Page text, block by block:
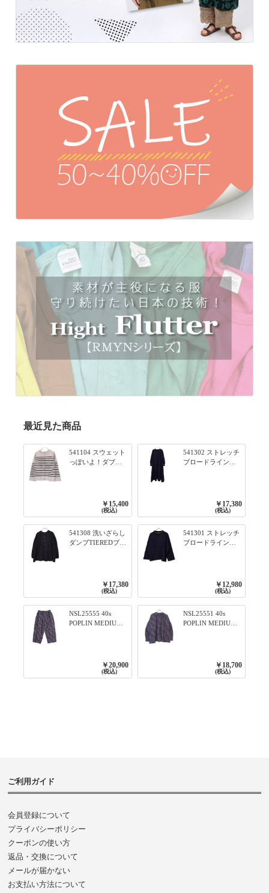
最近見た商品
541104 スウェット
っぽいよ！ダブル
プルオーバー 101オ
フベージュ×ネイビ
￥15,400
(税込)
541302 ストレッチ
ブロードライン入
ワンピース 79ネイ
￥17,380
(税込)
541308 洗いざらし
ダンプTIEREDブシ
￥17,380
(税込)
541301 ストレッチ
ブロードライン入
リブプルオーバー
79ネイビー
￥12,980
(税込)
NSL25555 40s
POPLIN MEDIUM
￥20,900
(税込)
NSL25551 40s
POPLIN MEDIUM
3800NAVY BASE
￥18,700
(税込)
ご利用ガイド
会員登録について
プライバシーポリシー
クーポンの使い方
返品・交換について
メールが届かない
お支払い方法について